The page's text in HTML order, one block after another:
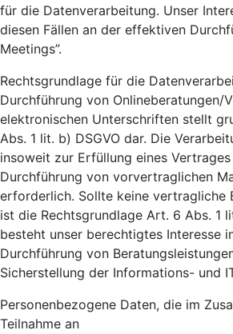
für die Datenverarbeitung. Unser
diesen Fällen an der effektiven
Meetings”.
Rechtsgrundlage für die
Durchführung von Onlineberatungen/
elektronischen Unterschriften stellt
Abs. 1 lit. b) DSGVO dar. Die
insoweit zur Erfüllung eines
Durchführung von vorvertraglichen
erforderlich. Sollte keine vertragliche
ist die Rechtsgrundlage Art. 6 Abs. 1
besteht unser berechtigtes Interesse
Durchführung von
Sicherstellung der Informations- und
Personenbezogene Daten, die im
Teilnahme an